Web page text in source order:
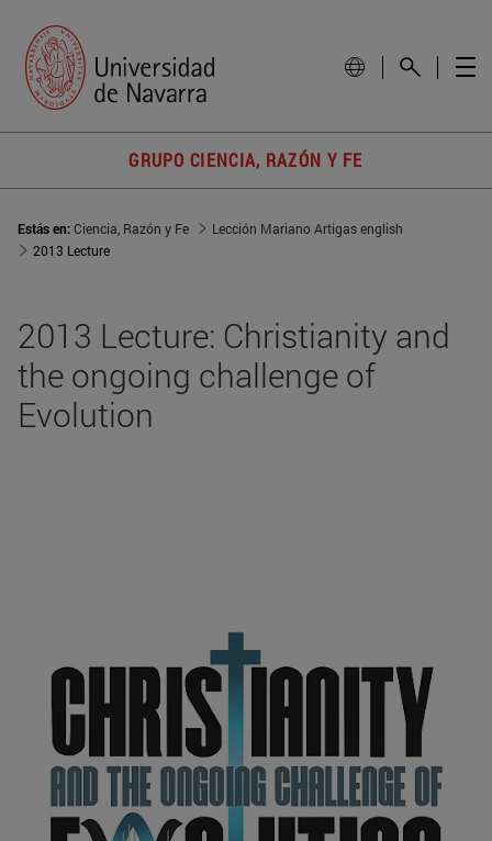
GRUPO CIENCIA, RAZÓN Y FE
Estás en:Ciencia, Razón y Fe
Lección Mariano Artigas english
2013 Lecture
2013 Lecture: Christianity and
the ongoing challenge of
Evolution